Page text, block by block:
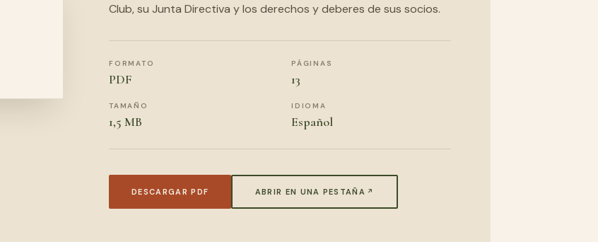
Club, su Junta Directiva y los derechos y deberes de sus socios.
FORMATO
PDF
PÁGINAS
13
TAMAÑO
1,5 MB
IDIOMA
Español
DESCARGAR PDF ABRIR EN UNA PESTAÑA